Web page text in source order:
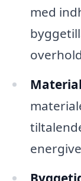
med